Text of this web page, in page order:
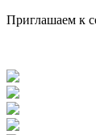
Приглашаем к